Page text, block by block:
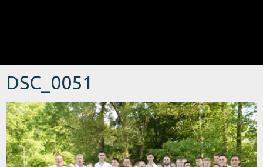
DSC_0051